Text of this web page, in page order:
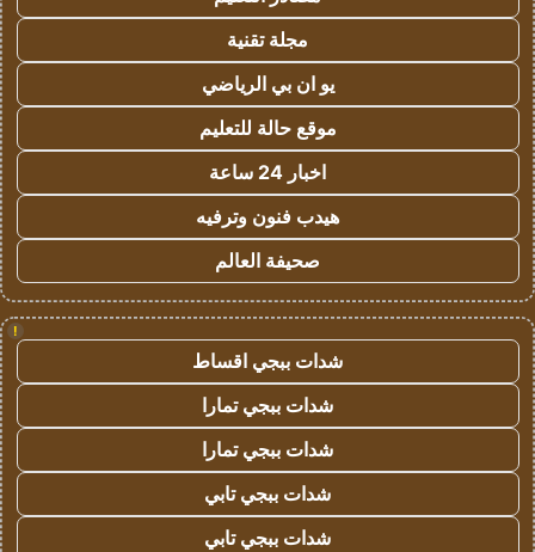
مجلة تقنية
يو ان بي الرياضي
موقع حالة للتعليم
اخبار 24 ساعة
هيدب فنون وترفيه
صحيفة العالم
!
شدات ببجي اقساط
شدات ببجي تمارا
شدات ببجي تمارا
شدات ببجي تابي
شدات ببجي تابي